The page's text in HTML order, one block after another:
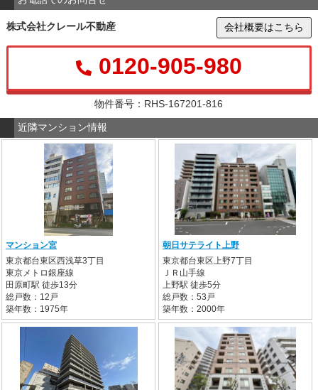
株式会社クレール不動産 会社概要はこちら
0120-905-980
物件番号：RHS-167201-816
近隣マンション情報
マンション宮
東京都台東区西浅草3丁目
東京メトロ銀座線
田原町駅 徒歩13分
総戸数：12戸
築年数：1975年
朝日サテライト上野
東京都台東区上野7丁目
ＪＲ山手線
上野駅 徒歩5分
総戸数：53戸
築年数：2000年